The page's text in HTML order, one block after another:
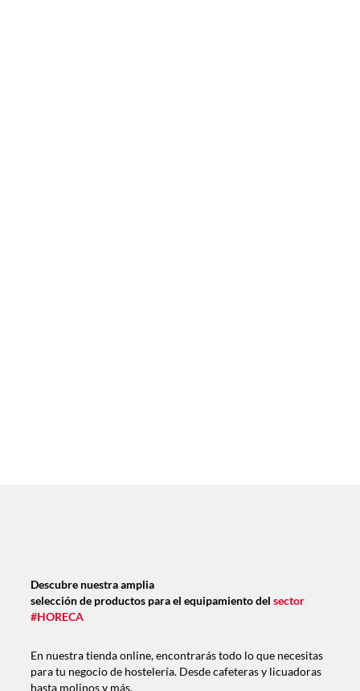
Descubre nuestra amplia
selección de productos para el equipamiento del sector
#HORECA
En nuestra tienda online, encontrarás todo lo que necesitas
para tu negocio de hostelería. Desde cafeteras y licuadoras
hasta molinos y más.